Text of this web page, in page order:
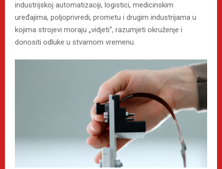
industrijskoj automatizaciji, logistici, medicinskim
uređajima, poljoprivredi, prometu i drugim industrijama u
kojima strojevi moraju „vidjeti“, razumjeti okruženje i
donositi odluke u stvarnom vremenu.